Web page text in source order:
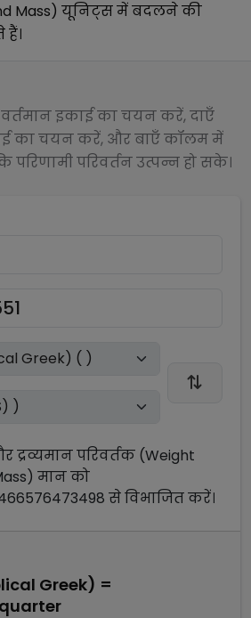
Mass) यूनिट्स में बदलने की
हैं।
इकाई का चयन करें, दाएँ
का चयन करें, और बाएँ कॉलम में
परिवर्तन उत्पन्न हो सके।
द्रव्यमान परिवर्तक (Weight
मान को
सेविभाजितकरें।
Greek) =
quarter